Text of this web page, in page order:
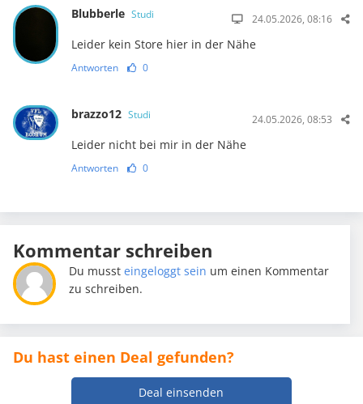
Blubberle Studi 24.05.2026, 08:16
Leider kein Store hier in der Nähe
Antworten 0
brazzo12 Studi 24.05.2026, 08:53
Leider nicht bei mir in der Nähe
Antworten 0
Kommentar schreiben
Du mussteingeloggt sein um einen Kommentar
zu schreiben.
Du hast einen Deal gefunden?
Deal einsenden